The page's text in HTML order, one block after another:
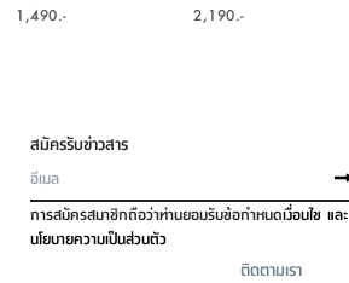
1,490.- 2,190.-
สมัครรับข่าวสาร
การสมัครสมาชิกถือว่าท่านยอมรับข้อกำหนดเงื่อนไข และ
นโยบายความเป็นส่วนตัว
ติดตามเรา